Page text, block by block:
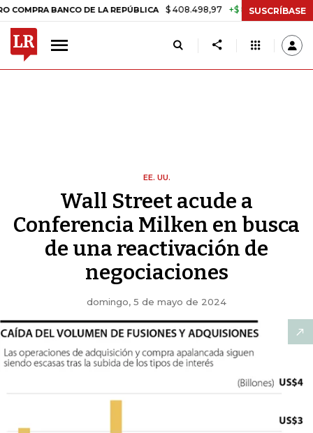
BANCO DE LA REPÚBLICA $ 408.498,97 +$ 8.753,81 +2,19%
SUSCRÍBASE
EE. UU.
Wall Street acude a
Conferencia Milken en busca
de una reactivación de
negociaciones
domingo, 5 de mayo de 2024